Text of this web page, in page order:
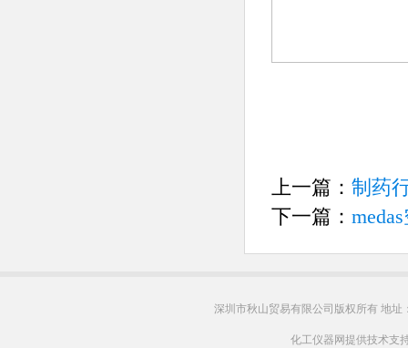
上一篇： 制药
下一篇：
深圳市秋山贸易有限公司版权所有 地址
化工仪器网提供技术支